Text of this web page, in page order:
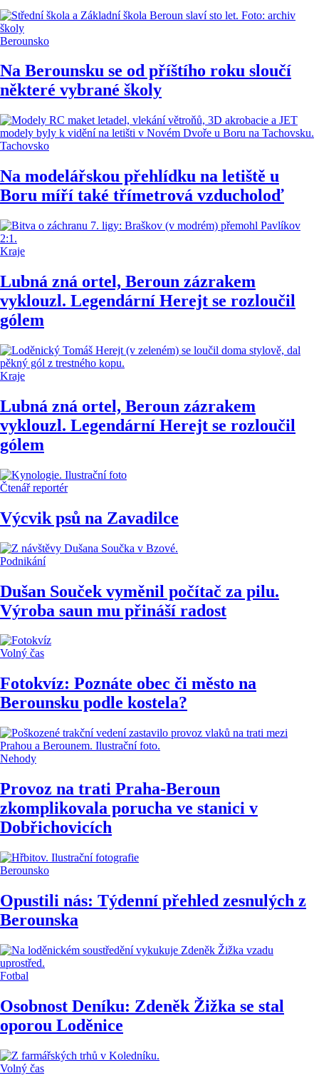
Berounsko
Na Berounsku se od příštího roku sloučí
některé vybrané školy
Tachovsko
Na modelářskou přehlídku na letiště u
Boru míří také třímetrová vzducholoď
Kraje
Lubná zná ortel, Beroun zázrakem
vyklouzl. Legendární Herejt se rozloučil
gólem
Kraje
Lubná zná ortel, Beroun zázrakem
vyklouzl. Legendární Herejt se rozloučil
gólem
Čtenář reportér
Výcvik psů na Zavadilce
Podnikání
Dušan Souček vyměnil počítač za pilu.
Výroba saun mu přináší radost
Volný čas
Fotokvíz: Poznáte obec či město na
Berounsku podle kostela?
Nehody
Provoz na trati Praha-Beroun
zkomplikovala porucha ve stanici v
Dobřichovicích
Berounsko
Opustili nás: Týdenní přehled zesnulých z
Berounska
Fotbal
Osobnost Deníku: Zdeněk Žižka se stal
oporou Loděnice
Volný čas